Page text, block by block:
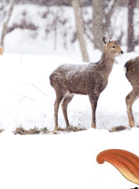
Skip
to
content